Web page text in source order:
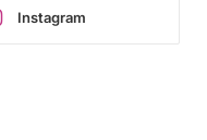
Instagram